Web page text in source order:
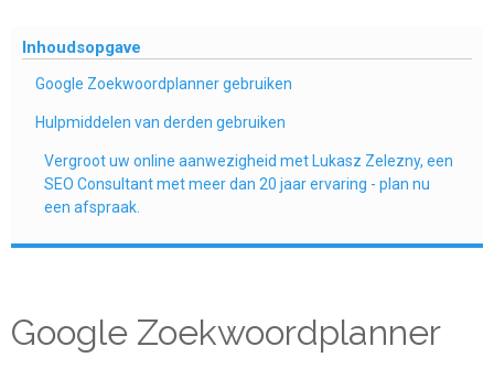
Inhoudsopgave
Google Zoekwoordplanner gebruiken
Hulpmiddelen van derden gebruiken
Vergroot uw online aanwezigheid met Lukasz Zelezny, een
SEO Consultant met meer dan 20 jaar ervaring - plan nu
een afspraak.
Google Zoekwoordplanner